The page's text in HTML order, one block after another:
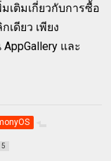
เติมเกี่ยวกับการซื้อ
ดียว เพียง
และ
5